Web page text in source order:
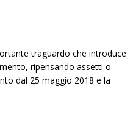
traguardo che introduce
ripensando assetti o
dal 25 maggio 2018 e la